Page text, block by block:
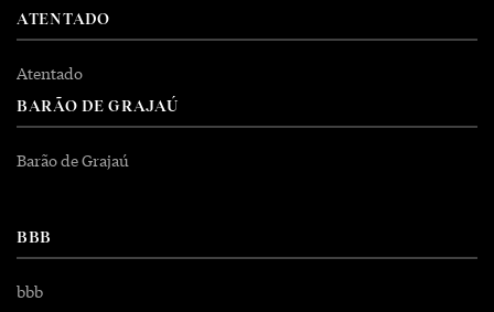
ATENTADO
Atentado
BARÃO DE GRAJAÚ
Barão de Grajaú
BBB
bbb